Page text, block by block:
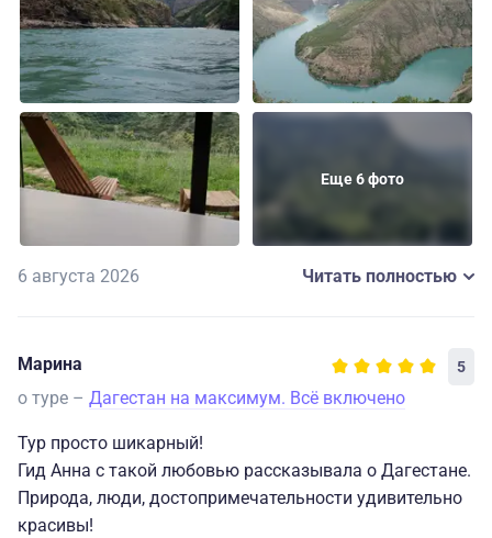
но общее впечатление не испорчено. Барн-хаус в горах
- любовь с первого утреннего вздоха)))
Еще 6 фото
6 августа 2026 Читать полностью
Марина 5
о туре – Дагестан на максимум. Вcё включено
Тур просто шикарный!
Гид Анна с такой любовью рассказывала о Дагестане.
Природа, люди, достопримечательности удивительно
красивы!